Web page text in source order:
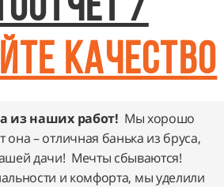
/
качество
из наших работ! Мы хорошо
она – отличная банька из бруса,
дачи! Мечты сбываются!
и комфорта, мы уделили